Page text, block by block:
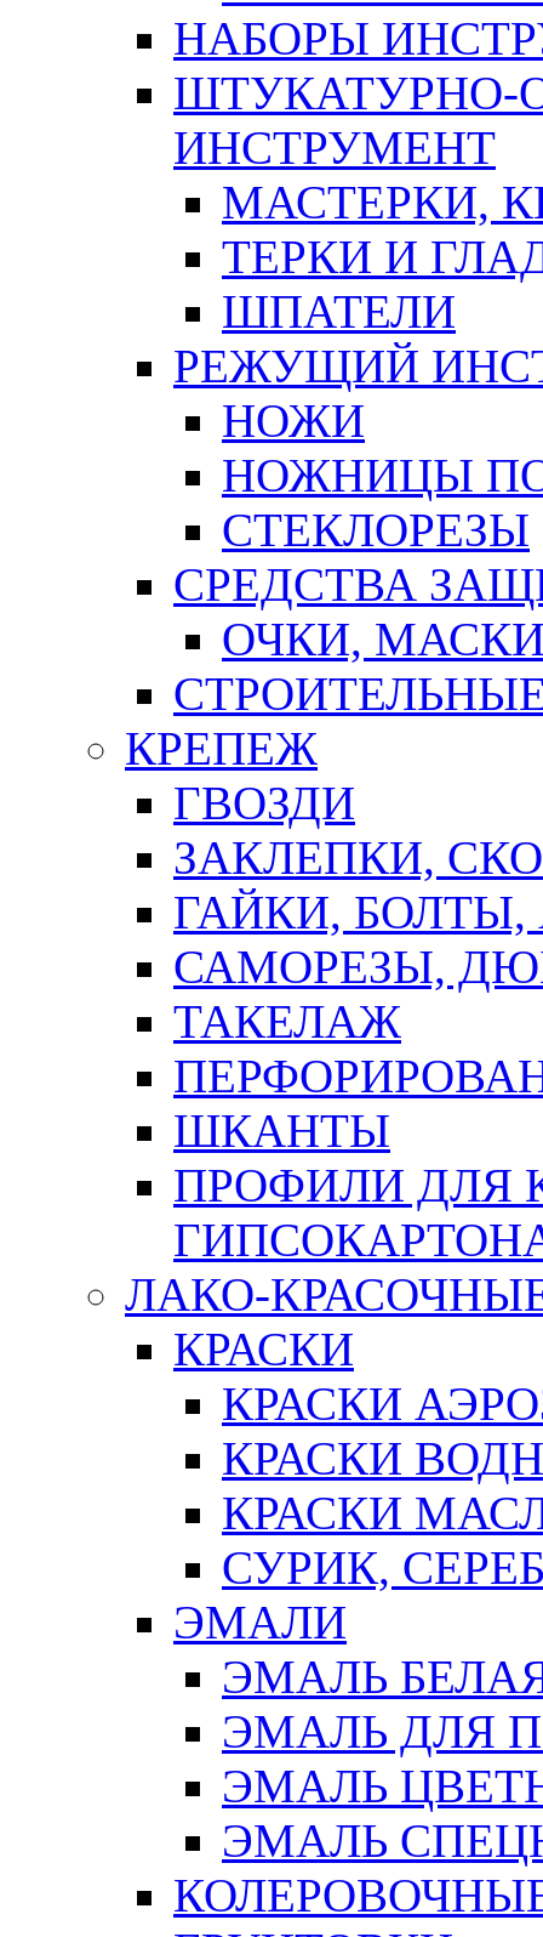
НАБОРЫ
ШТУКАТУРНО-
ИНСТРУМЕНТ
МАСТЕРКИ,
ТЕРКИ И
ШПАТЕЛИ
РЕЖУЩИЙ
НОЖИ
НОЖНИЦЫ
СТЕКЛОРЕЗЫ
СРЕДСТВА
ОЧКИ,
КРЕПЕЖ
ГВОЗДИ
ЗАКЛЕПКИ,
ГАЙКИ,
САМОРЕЗЫ,
ТАКЕЛАЖ
ШКАНТЫ
ПРОФИЛИ ДЛЯ
ЛАКО-
КРАСКИ
КРАСКИ
КРАСКИ
КРАСКИ
СУРИК,
ЭМАЛИ
ЭМАЛЬ
ЭМАЛЬ ДЛЯ
ЭМАЛЬ
ЭМАЛЬ